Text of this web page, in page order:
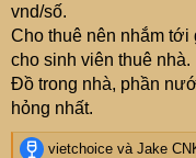
vnd/số.
Cho thuê nên nhắm
cho sinh viên thuê nhà.
Đồ trong nhà, phần
hỏng nhất.
R
vietchoice và Jake